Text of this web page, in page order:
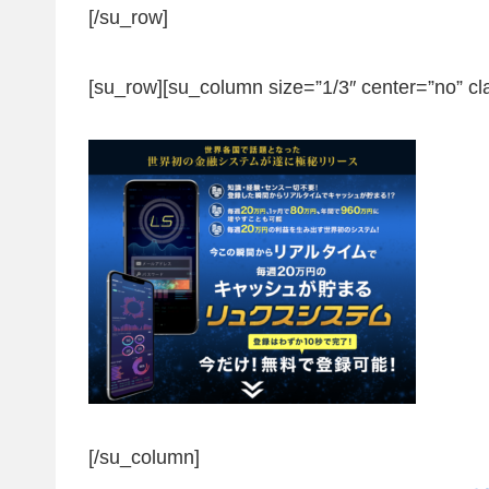
[/su_row]
[su_row][su_column size=”1/3″ center=”no”
[/su_column]